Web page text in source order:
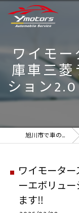
ワイモ
庫車三
ション
旭川市で車のことなら実績のYmotors
ワイモータ
ーエボリュー
ます‼️